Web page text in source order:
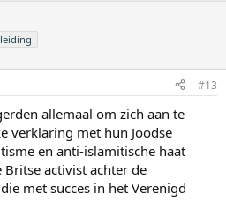
#13
allemaal om zich aan te
verklaring met hun Joodse
en anti-islamitische haat
activist achter de
met succes in het Verenigd